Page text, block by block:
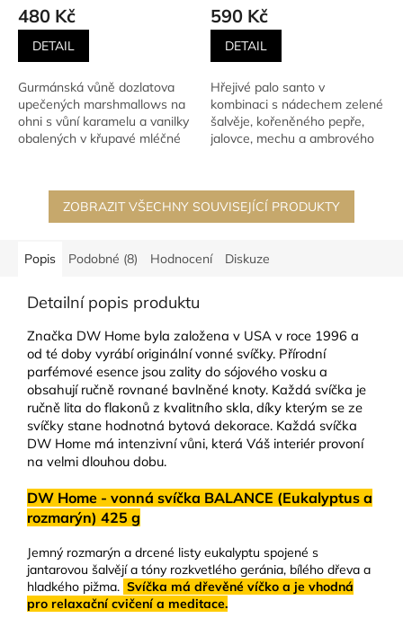
480 Kč
DETAIL
Gurmánská vůně dozlatova
upečených marshmallows na
ohni s vůní karamelu a vanilky
obalených v křupavé mléčné
590 Kč
DETAIL
Hřejivé palo santo v
kombinaci s nádechem zelené
šalvěje, kořeněného pepře,
jalovce, mechu a ambrového
ZOBRAZIT VŠECHNY SOUVISEJÍCÍ PRODUKTY
Popis Podobné (8) Hodnocení Diskuze
Detailní popis produktu
Značka DW Home byla založena v USA v roce 1996 a
od té doby vyrábí originální vonné svíčky. Přírodní
parfémové esence jsou zality do sójového vosku a
obsahují ručně rovnané bavlněné knoty. Každá svíčka je
ručně lita do flakonů z kvalitního skla, díky kterým se ze
svíčky stane hodnotná bytová dekorace. Každá svíčka
DW Home má intenzivní vůni, která Váš interiér provoní
na velmi dlouhou dobu.
DW Home - vonná svíčka BALANCE (Eukalyptus a
rozmarýn) 425 g
Jemný rozmarýn a drcené listy eukalyptu spojené s
jantarovou šalvějí a tóny rozkvetlého geránia, bílého dřeva a
hladkého pižma. Svíčka má dřevěné víčko a je vhodná
pro relaxační cvičení a meditace.